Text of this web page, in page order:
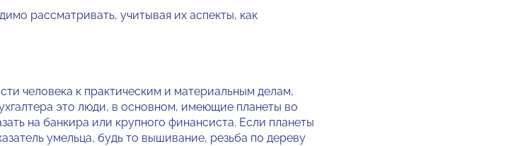
рассматривать, учи­тывая их аспекты, как
человека к практичес­ким и материальным делам,
это люди, в основном, имеющие планеты во
на банкира или крупного финанси­ста. Если планеты
умельца, будь то вышивание, резьба по дереву